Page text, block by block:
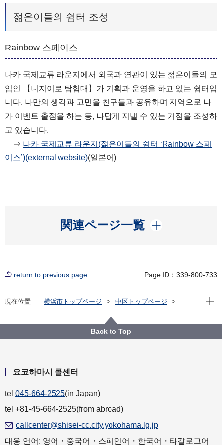
젊은이들의 쉼터 조성
Rainbow 스페이스
나카 국제교류 라운지에서 외국과 연관이 있는 젊은이들의 모
임인 【니지이로 탐험대】가 기획과 운영을 하고 있는 쉼터입
니다. 나만의 생각과 고민을 친구들과 공유하며 지역으로 나
가 이벤트 출점을 하는 등, 나답게 지낼 수 있는 거점을 조성하
고 있습니다.
⇒ 나카 국제교류 라운지(젊은이들의 쉼터 ‘Rainbow 스페
이스’)(external website)(일본어)
関連ページ一覧
開く
return to previous page Page ID：339-800-733
現在位置 横浜市トップページ
中区トップページ
육아, 교육（子育て・教育）
Open
Back to Top
요코하마시 콜센터
tel 045-664-2525(in Japan)
tel +81-45-664-2525(from abroad)
callcenter@shisei-cc.city.yokohama.lg.jp
대응 언어: 영어・중국어・스페인어・한국어・타갈로그어